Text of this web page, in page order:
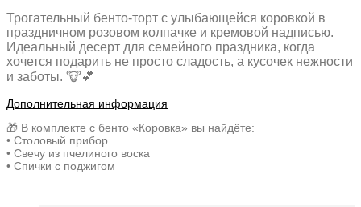
Трогательный бенто-торт с улыбающейся коровкой в
праздничном розовом колпачке и кремовой надписью.
Идеальный десерт для семейного праздника, когда
хочется подарить не просто сладость, а кусочек нежности
и заботы. 🐮💕
Дополнительная информация
🎁 В комплекте с бенто «Коровка» вы найдёте:
• Столовый прибор
• Свечу из пчелиного воска
• Спички с поджигом